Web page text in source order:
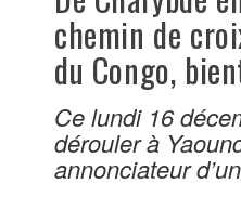
chemin de
du Congo,
Ce lundi 16
dérouler à
annonciateur d’un